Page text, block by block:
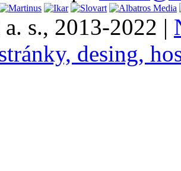
s., 2013-2022 |
desing,